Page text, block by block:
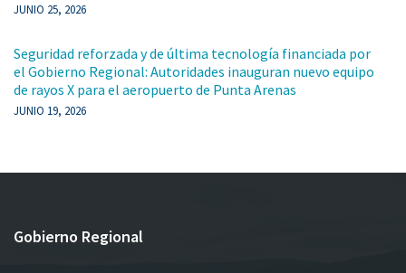
JUNIO 25, 2026
Seguridad reforzada y de última tecnología financiada por
el Gobierno Regional: Autoridades inauguran nuevo equipo
de rayos X para el aeropuerto de Punta Arenas
JUNIO 19, 2026
Gobierno Regional